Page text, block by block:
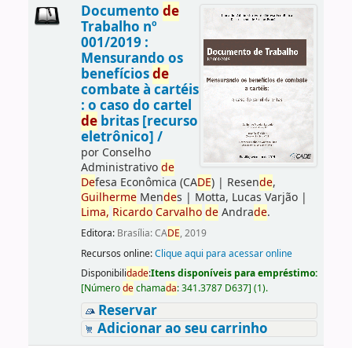
Documento de
Trabalho nº
001/2019 :
Mensurando os
benefíciosde
combate à cartéis
: o caso do cartel
debritas [recurso
eletrônico] /
por Conselho
Administrativode
Defesa Econômica (CADE)| Resende,
GuilhermeMendes | Motta, Lucas Varjão|
Lima, Ricardo Carvalho deAndrade.
Editora: Brasília: CADE, 2019
Recursos online:Clique aqui para acessar online
Disponibilidade:Itens disponíveis para empréstimo:
[Númerodechamada:341.3787 D637] (1).
Reservar
Adicionar ao seu carrinho